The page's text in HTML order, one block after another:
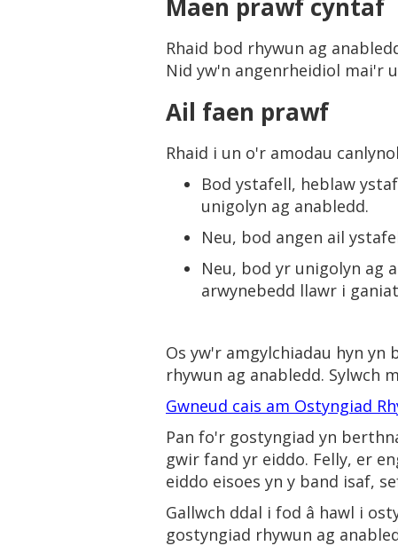
Maen prawf cyntaf
Rhaid bod rhywun ag
Nid yw'n angenrheidiol mai'r
Ail faen prawf
Rhaid i un o'r amodau
Bod ystafell, heblaw
unigolyn ag anabledd.
Neu, bod angen ail
Neu, bod yr unigolyn ag
arwynebedd llawr i
Os yw'r amgylchiadau hyn yn
rhywun ag anabledd. Sylwch
Gwneud cais am Ostyngiad
Pan fo'r gostyngiad yn
gwir fand yr eiddo. Felly, er
eiddo eisoes yn y band isaf,
Gallwch ddal i fod â hawl i
gostyngiad rhywun ag